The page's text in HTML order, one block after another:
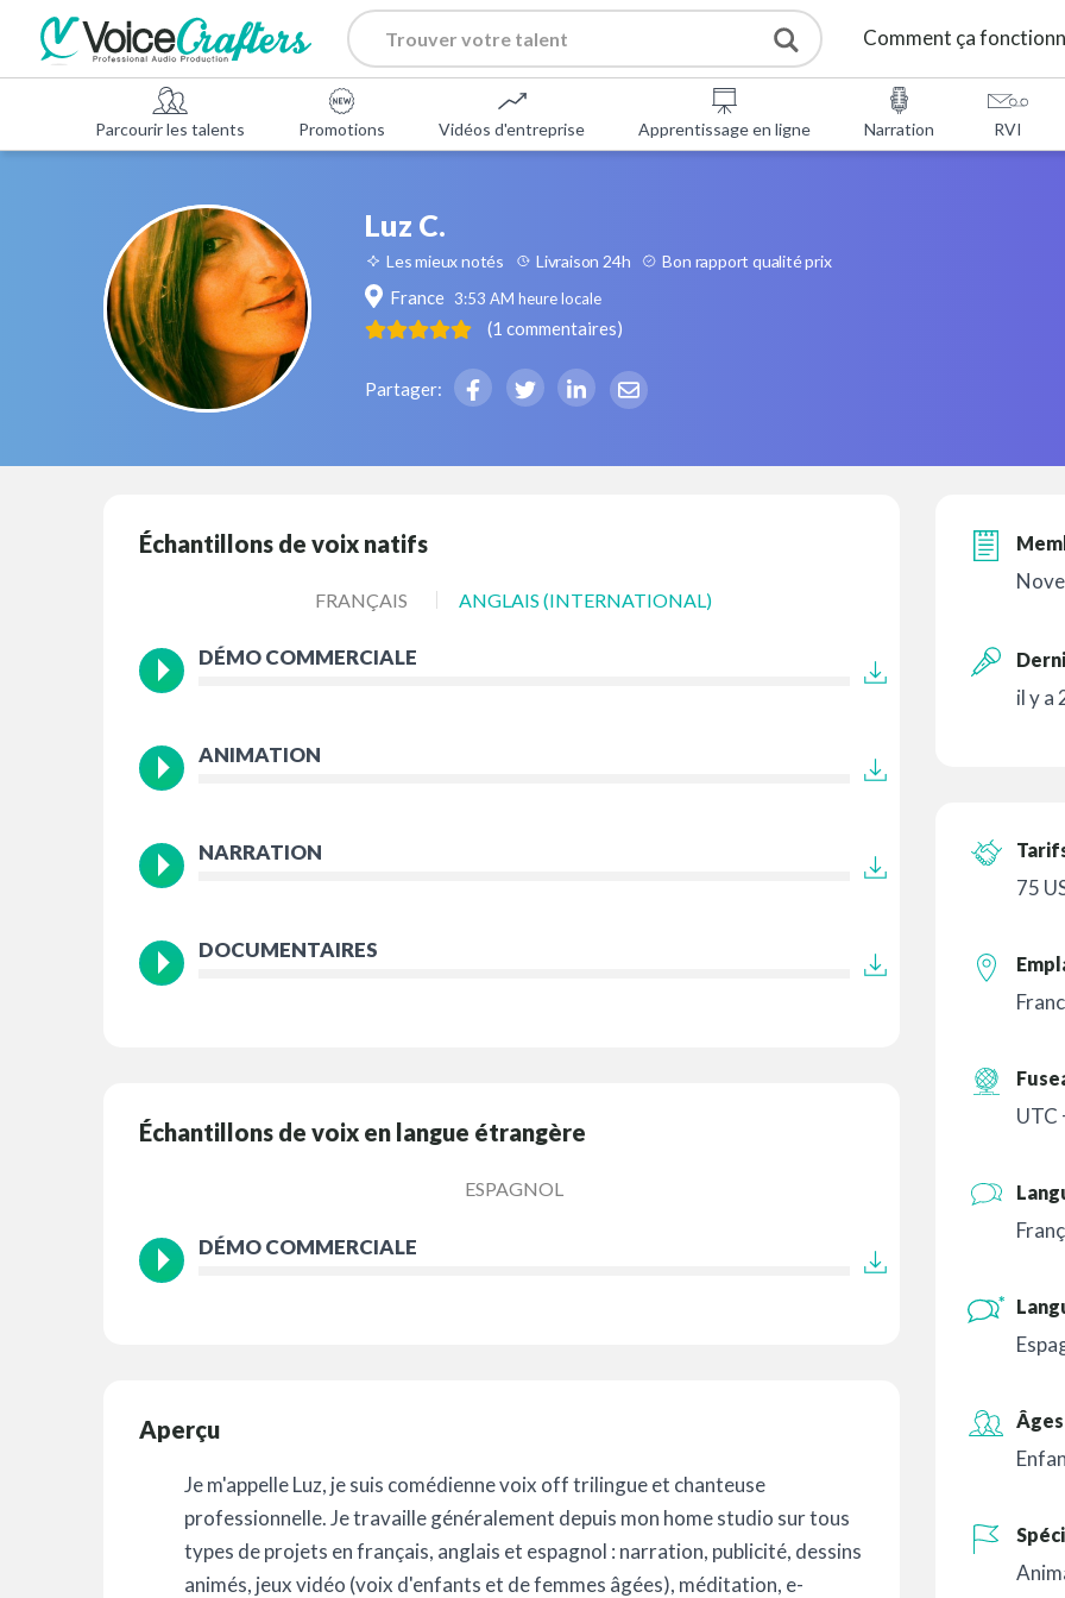
Comment ça
Parcourir les talents Promotions Vidéos d'entreprise Apprentissage en ligne Narration RVI
Luz C.
Les mieux notés Livraison 24h Bon rapport qualité prix
France 3:53 AM heure locale
(1 commentaires)
Partager:
Échantillons de voix natifs
FRANÇAIS ANGLAIS (INTERNATIONAL)
DÉMO COMMERCIALE
ANIMATION
NARRATION
DOCUMENTAIRES
Échantillons de voix en langue étrangère
ESPAGNOL
DÉMO COMMERCIALE
Aperçu
Je m'appelle Luz, je suis comédienne voix off trilingue et chanteuse
professionnelle. Je travaille généralement depuis mon home studio sur tous
types de projets en français, anglais et espagnol : narration, publicité, dessins
animés, jeux vidéo (voix d'enfants et de femmes âgées), méditation, e-
il y a
75
UTC